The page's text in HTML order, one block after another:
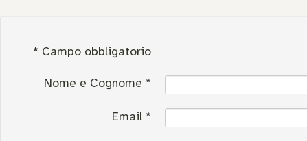
* Campo obbligatorio
Nome e Cognome *
Email *